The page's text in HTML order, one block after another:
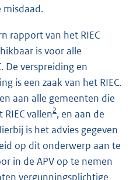
misdaad.
rapport van het RIEC
is voor alle
De verspreiding en
is een zaak van het RIEC.
aan alle gemeenten die
vallen2, en aan de
is het advies gegeven
op dit onderwerp aan te
in de APV op te nemen
vergunningsplichtige